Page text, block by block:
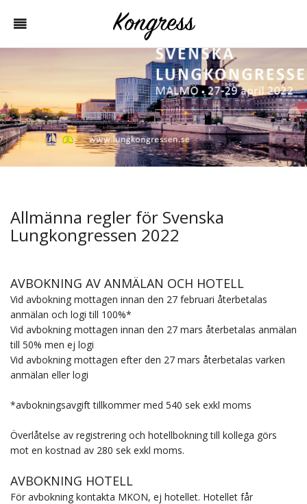
Allmänna regler för Svenska
Lungkongressen 2022
AVBOKNING AV ANMÄLAN OCH HOTELL
Vid avbokning mottagen innan den 27 februari återbetalas
anmälan och logi till 100%*
Vid avbokning mottagen innan den 27 mars återbetalas anmälan
till 50% men ej logi
Vid avbokning mottagen efter den 27 mars återbetalas varken
anmälan eller logi
*avbokningsavgift tillkommer med 540 sek exkl moms
Överlåtelse av registrering och hotellbokning till kollega görs
mot en kostnad av 280 sek exkl moms.
AVBOKNING HOTELL
För avbokning kontakta MKON, ej hotellet. Hotellet får